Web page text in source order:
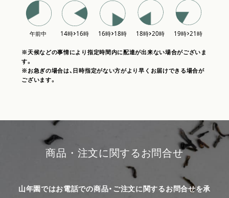
※天候などの事情により指定時間内に配達が出来ない場合がございま
す。
※お急ぎの場合は、日時指定がない方がより早くお届けできる場合が
ございます。
商品・注文に関するお問合せ
山年園ではお電話での商品・ご注文に関するお問合せを承